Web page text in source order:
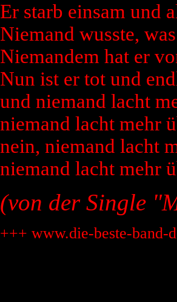
Er starb einsam und
Niemand wusste,
Niemandem hat er
Nun ist er tot und
und niemand lacht
niemand lacht mehr
nein, niemand lacht
niemand lacht mehr
(von der Single
+++ www.die-beste-band-